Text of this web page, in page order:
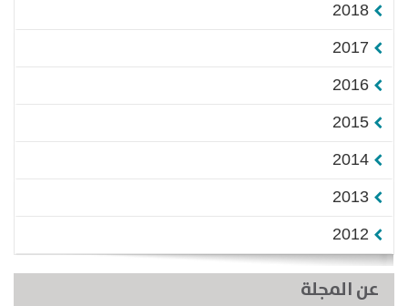
2018
2017
2016
2015
2014
2013
2012
عن المجلة